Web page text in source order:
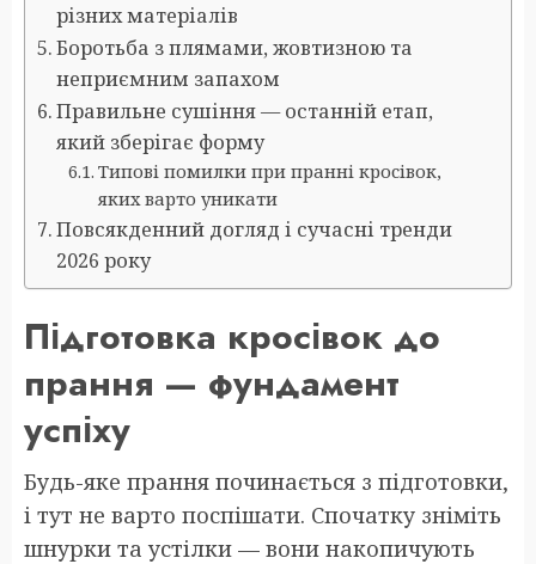
різних матеріалів
Боротьба з плямами, жовтизною та
неприємним запахом
Правильне сушіння — останній етап,
який зберігає форму
Типові помилки при пранні кросівок,
яких варто уникати
Повсякденний догляд і сучасні тренди
2026 року
Підготовка кросівок до
прання — фундамент
успіху
Будь-яке прання починається з підготовки,
і тут не варто поспішати. Спочатку зніміть
шнурки та устілки — вони накопичують